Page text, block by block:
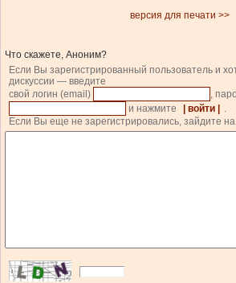
версия для печати >>
Что скажете, Аноним?
Если Вы зарегистрированный пользователь и
дискуссии — введите
свой логин (email)
,
и нажмите
| войти |
.
Если Вы еще не зарегистрировались, зайдите на